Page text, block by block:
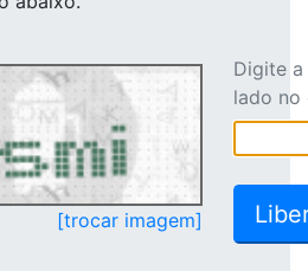
[trocar imagem]
Digite
lado no